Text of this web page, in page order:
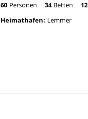
60 Personen 34 Betten 12
Heimathafen: Lemmer